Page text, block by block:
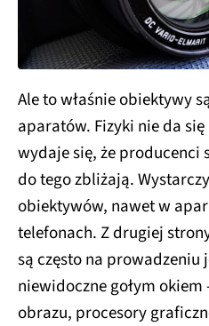
Ale to właśnie obiektywy
aparatów. Fizyki nie da
wydaje się, że
do tego zbliżają.
obiektywów, nawet w
telefonach. Z drugiej
są często na prowadzeniu
niewidoczne gołym
obrazu, procesory